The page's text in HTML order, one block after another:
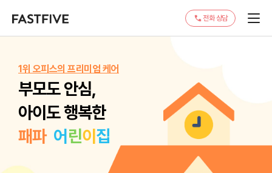
전화 상담
1위 오피스의 프리미엄 케어
부모도 안심,
아이도 행복한
패파 어 린이 집